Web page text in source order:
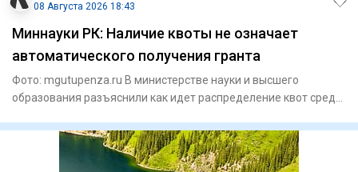
08 Августа 2026 18:43
Миннауки РК: Наличие квоты не означает
автоматического получения гранта
Фото: mgutupenza.ru В министерстве науки и высшего
образования разъяснили как идет распределение квот среди